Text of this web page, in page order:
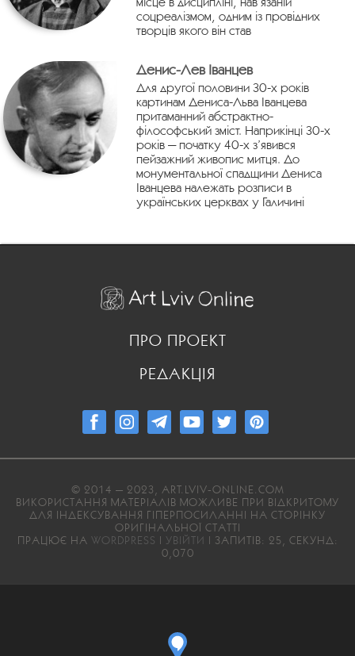
соцреалізмом, одним із провідних
творців якого він став
Денис-Лев Іванцев
Для другої половини 30-х років
картинам Дениса-Льва Іванцева
притаманний абстрактно-
філософський зміст. Наприкінці 30-х
років — початку 40-х з’явився
пейзажний живопис митця. До
монументальної спадщини Дениса
Іванцева належать розписи в
українських церквах у Галичині
ПРО ПРОЕКТ
РЕДАКЦІЯ
© 2014 — 2023, ART.LVIV-ONLINE.COM
ВИКОРИСТАННЯ МАТЕРІАЛІВ МОЖЛИВЕ ПРИ ВІДКРИТОМУ
ДЛЯ ІНДЕКСУВАННЯ ГІПЕРПОСИЛАННІ НА СТОРІНКУ
ОРИГІНАЛЬНОЇ СТАТТІ
ПРАЦЮЄ НА WORDPRESS | УВІЙТИ | ЗАПИТІВ: 25, СЕКУНД:
0,070